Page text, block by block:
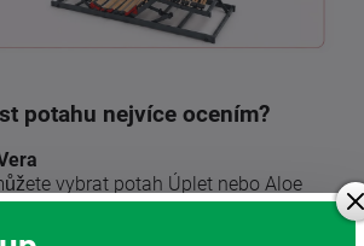
potahu nejvíce ocením?
vybrat potah Úplet nebo Aloe
provedení u zákazníků.
prošívání a jsou vyrobeny ze